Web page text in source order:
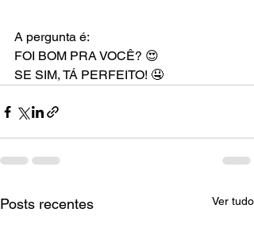
A pergunta é:
FOI BOM PRA VOCÊ? 😍
SE SIM, TÁ PERFEITO! 🤤
Posts recentes Ver tudo